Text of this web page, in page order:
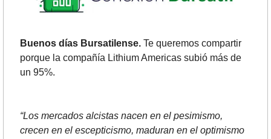
Buenos días Bursatilense. Te queremos compartir
porque la compañía Lithium Americas subió más de
un 95%.
“Los mercados alcistas nacen en el pesimismo,
crecen en el escepticismo, maduran en el optimismo